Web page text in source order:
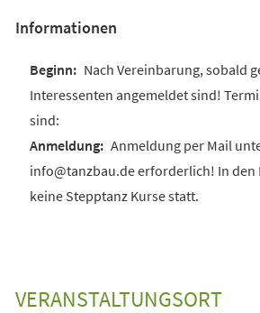
Informationen
Nach Vereinbarung, sobald
Interessenten angemeldet sind!
sind:
Anmeldung per Mail
info@tanzbau.de erforderlich! In den
keine Stepptanz Kurse statt.
VERANSTALTUNGSORT